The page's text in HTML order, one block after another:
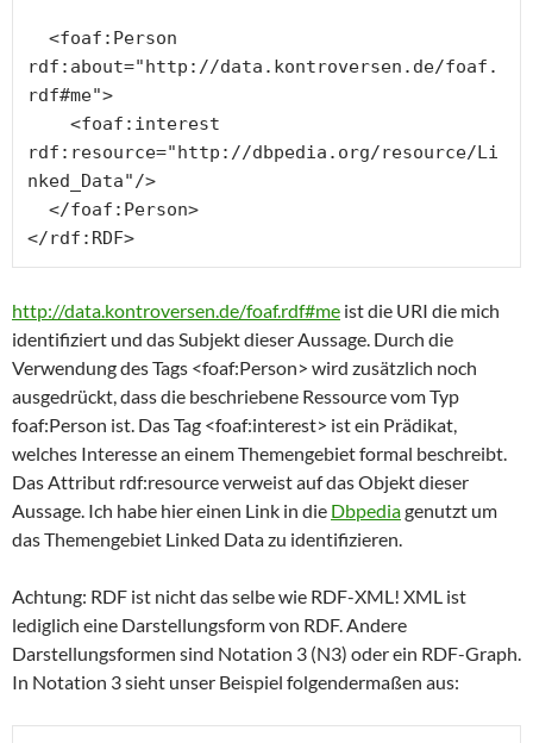
rdf:about="http://data.kontroversen.de/foaf.
rdf#me">
rdf:resource="http://dbpedia.org/resource/Li
nked_Data"/>
</rdf:RDF>
http://data.kontroversen.de/foaf.rdf#me ist die URI die mich
identifiziert und das Subjekt dieser Aussage. Durch die
Verwendung des Tags <foaf:Person> wird zusätzlich noch
ausgedrückt, dass die beschriebene Ressource vom Typ
foaf:Person ist. Das Tag <foaf:interest> ist ein Prädikat,
welches Interesse an einem Themengebiet formal beschreibt.
Das Attribut rdf:resource verweist auf das Objekt dieser
Aussage. Ich habe hier einen Link in die Dbpediagenutzt um
das Themengebiet Linked Data zu identifizieren.
Achtung: RDF ist nicht das selbe wie RDF-XML! XML ist
lediglich eine Darstellungsform von RDF. Andere
Darstellungsformen sind Notation 3 (N3) oder ein RDF-Graph.
In Notation 3 sieht unser Beispiel folgendermaßen aus: